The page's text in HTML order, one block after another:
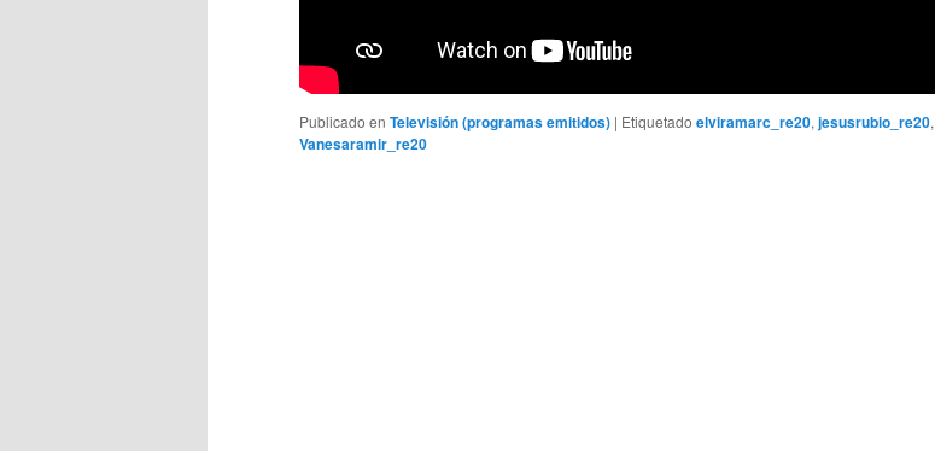
Publicado en Televisión (programas emitidos) | Etiquetado elviramarc_re20,jesusrubio_re20,
Vanesaramir_re20